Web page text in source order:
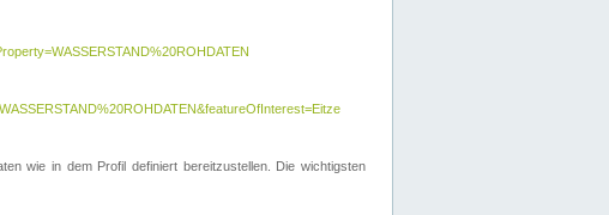
wie in dem Profil definiert bereitzustellen. Die wichtigsten